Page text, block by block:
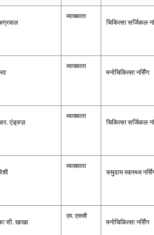
व्‍याख्‍याता
चिकित्‍सा सर्जिकल
व्‍याख्‍याता
मनोचिकित्‍सा नर्सिंग
एंड्रुज़
व्‍याख्‍याता
चिकित्‍सा सर्जिकल
व्‍याख्‍याता
समुदाय स्‍वास्‍थ्‍य
सी. खाखा
एम. एससी
मनोचिकित्‍सा नर्सिंग